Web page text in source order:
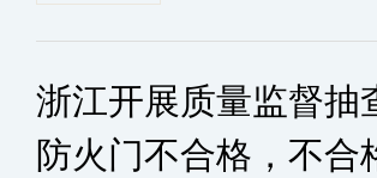
浙江开展质量监督抽
防火门不合格，不合